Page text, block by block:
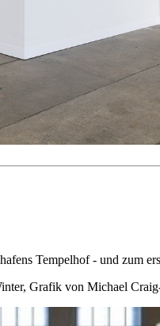
Tempelhof - und zum
Grafik von Michael